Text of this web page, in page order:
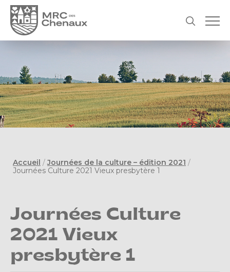
Accueil /Journées de la culture – édition 2021 /
Journées Culture 2021 Vieux presbytère 1
Journées Culture
2021 Vieux
presbytère 1